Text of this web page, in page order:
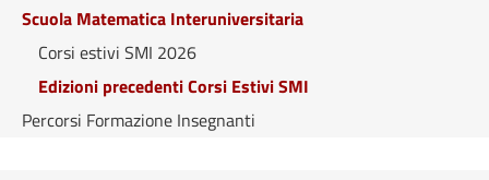
Scuola Matematica Interuniversitaria
Corsi estivi SMI 2026
Edizioni precedenti Corsi Estivi SMI
Percorsi Formazione Insegnanti